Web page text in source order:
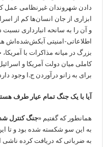
دادن شهروندان غیرنظامی عمل
ابزاری از جان انسان‌ها کم از
و آن را به سانحه انبارداری نسبت
اطلاعاتی-امنیتی آبکش‌شده‌اش
بزرگ در میانه مذاکرات با
کاملی میان دولت آمریکا و
برای به زانو درآوردن ج.ا وجود
آیا با یک جنگ تمام عیار طرف
همانطور که گفتیم «جنگ کنترل
به این سو شکسته شده بود و تا
به ضرباتی که دریافت کرده